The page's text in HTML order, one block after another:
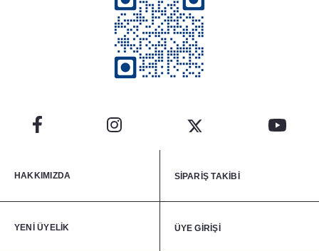
HAKKIMIZDA SİPARİŞ TAKİBİ
YENİ ÜYELİK ÜYE GİRİŞİ